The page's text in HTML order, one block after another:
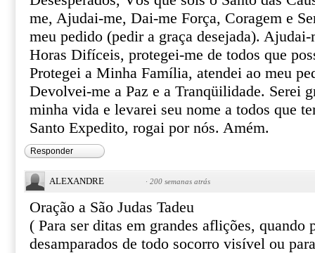
me, Ajudai-me, Dai-me Força, Coragem e
meu pedido (pedir a graça desejada). Ajudai-
Horas Difíceis, protegei-me de todos que
Protegei a Minha Família, atendei ao meu
Devolvei-me a Paz e a Tranqüilidade. Serei
minha vida e levarei seu nome a todos que
Santo Expedito, rogai por nós. Amém.
Responder
ALEXANDRE · 200 semanas atrás
Oração a São Judas Tadeu
( Para ser ditas em grandes aflições, quando
desamparados de todo socorro visível ou